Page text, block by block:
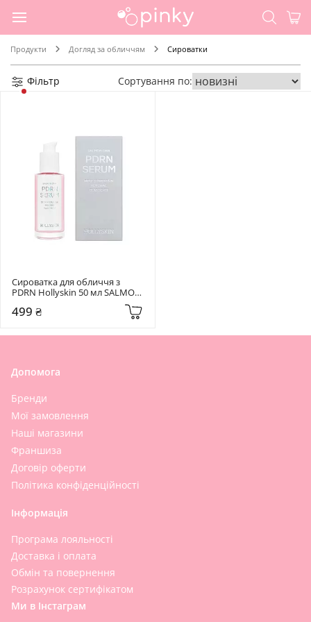
Продукти Догляд за обличчям Сироватки
Фільтр Сортування по:
Сироватка для обличчя з
PDRN Hollyskin 50 мл SALMON
499 ₴
Допомога
Бренди
Мої замовлення
Наші магазини
Франшиза
Договір оферти
Політика конфіденційності
Інформація
Програма лояльності
Доставка і оплата
Обмін та повернення
Розрахунок сертифікатом
Ми в Інстаграм